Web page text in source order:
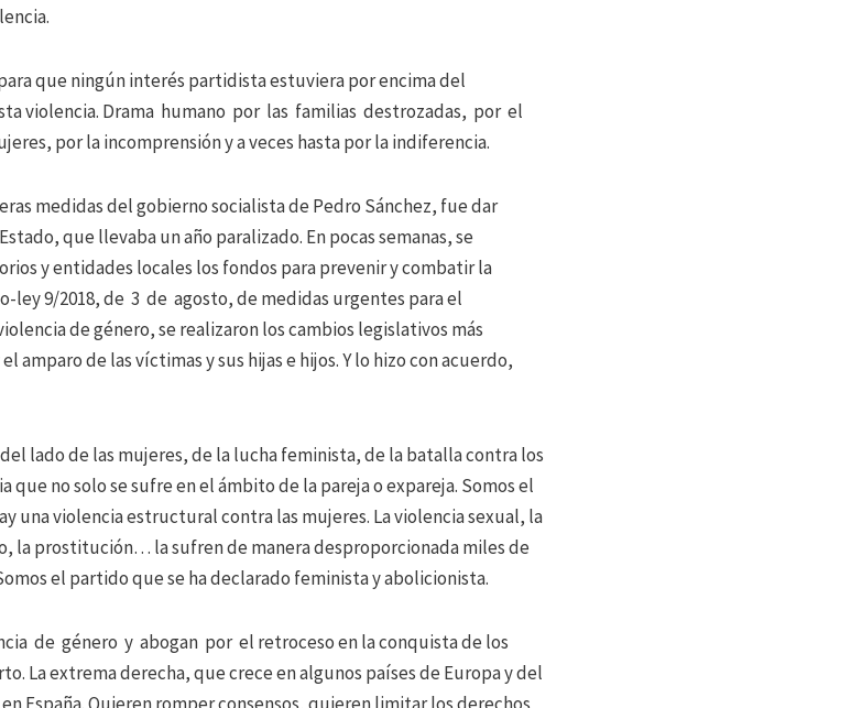
que ningún interés partidista estuviera por encima del
violencia. Drama humano por las familias destrozadas, por el
por la incomprensión y a veces hasta por la indiferencia.
medidas del gobierno socialista de Pedro Sánchez, fue dar
que llevaba un año paralizado. En pocas semanas, se
y entidades locales los fondos para prevenir y combatir la
9/2018, de 3 de agosto, de medidas urgentes para el
de género, se realizaron los cambios legislativos más
amparo de las víctimas y sus hijas e hijos. Y lo hizo con acuerdo,
lado de las mujeres, de la lucha feminista, de la batalla contra los
que no solo se sufre en el ámbito de la pareja o expareja. Somos el
una violencia estructural contra las mujeres. La violencia sexual, la
la prostitución… la sufren de manera desproporcionada miles de
el partido que se ha declarado feminista y abolicionista.
de género y abogan por el retroceso en la conquista de los
La extrema derecha, que crece en algunos países de Europa y del